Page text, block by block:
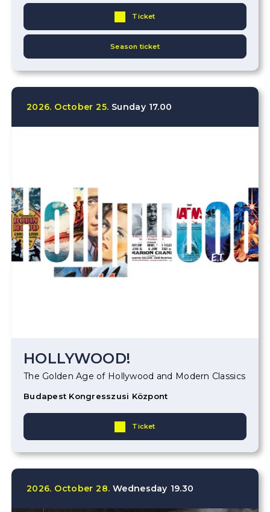
Ticket
Season ticket
2026. October 25. Sunday 17.00
HOLLYWOOD!
The Golden Age of Hollywood and Modern Classics
Budapest Kongresszusi Központ
Ticket
2026. October 28. Wednesday 19.30